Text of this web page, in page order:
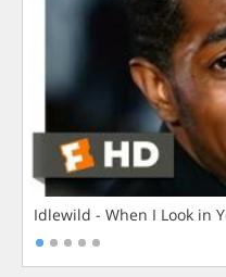
Idlewild - When I Look in